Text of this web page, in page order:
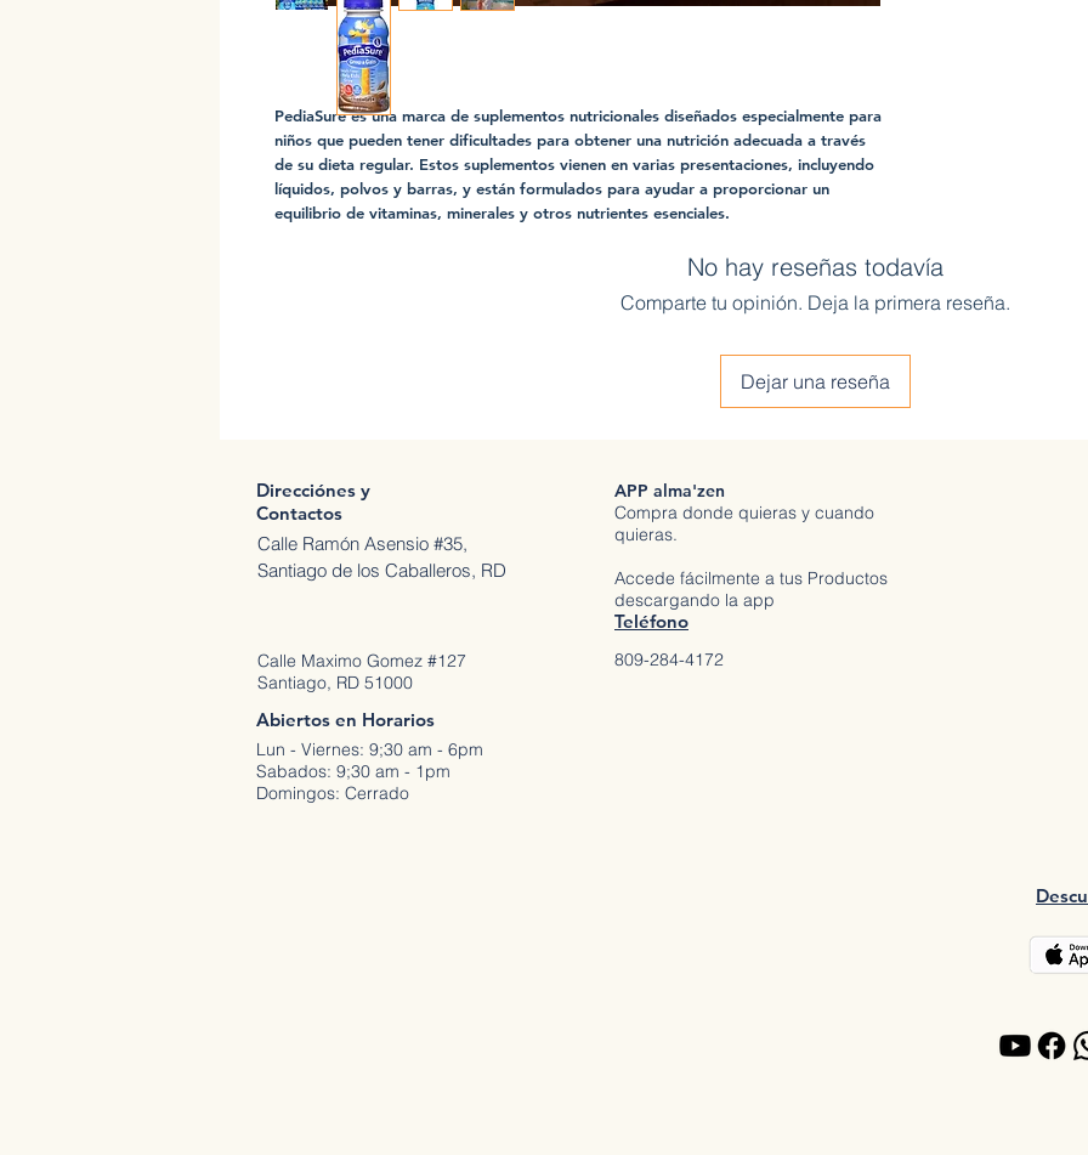
PediaSure es una marca de suplementos nutricionales diseñados especialmente para
niños que pueden tener dificultades para obtener una nutrición adecuada a través
de su dieta regular. Estos suplementos vienen en varias presentaciones, incluyendo
líquidos, polvos y barras, y están formulados para ayudar a proporcionar un
equilibrio de vitaminas, minerales y otros nutrientes esenciales.
No hay reseñas todavía
Comparte tu opinión. Deja la primera reseña.
Dejar una reseña
Direcciónes y
Contactos
Calle Ramón Asensio #35,
Santiago de los Caballeros, RD
APP alma'zen
Compra donde quieras y cuando
quieras.
Accede fácilmente a tus Productos
descargando la app
Calle Maximo Gomez #127
Santiago, RD 51000
Abiertos en Horarios
Lun - Viernes: 9;30 am - 6pm
Sabados: 9;30 am - 1pm
Domingos: Cerrado
Teléfono
809-284-4172